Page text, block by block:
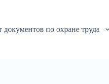
документов по охране труда